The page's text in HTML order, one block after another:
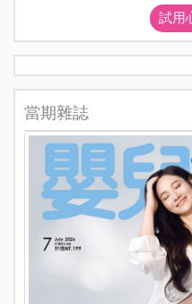
試用
當期雜誌